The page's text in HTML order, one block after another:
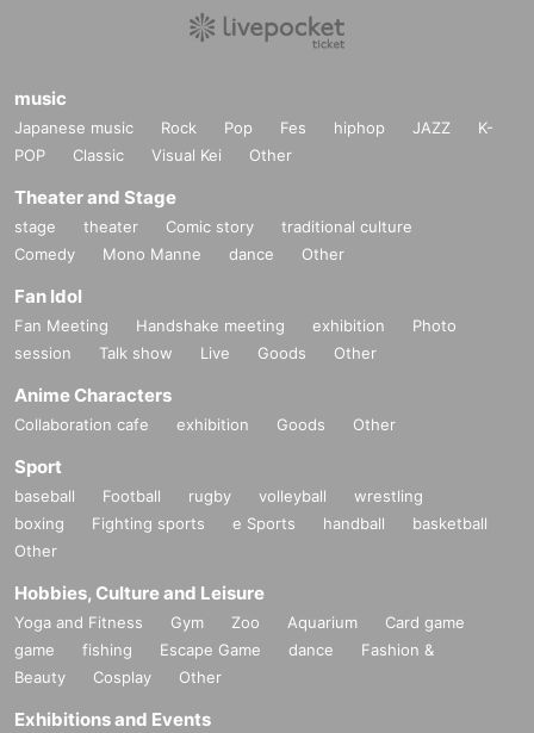
music
Japanese music Rock Pop Fes hiphop JAZZ
K-
POP
Classic Visual Kei Other
Theater and Stage
stage theater Comic story
traditional culture
Comedy
Mono Manne dance Other
Fan Idol
Fan Meeting Handshake meeting exhibition
Photo
session
Talk show Live Goods Other
Anime Characters
Collaboration cafe exhibition Goods Other
Sport
baseball Football rugby volleyball
wrestling
boxing
Fighting sports e Sports handball
basketball
Other
Hobbies, Culture and Leisure
Yoga and Fitness Gym Zoo Aquarium
Card game
game
fishing Escape Game dance
Fashion &
Beauty
Cosplay Other
Exhibitions and Events